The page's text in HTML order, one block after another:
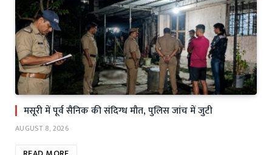
मसूरी में पूर्व सैनिक की संदिग्ध मौत, पुलिस जांच में जुटी
AUGUST 8, 2026